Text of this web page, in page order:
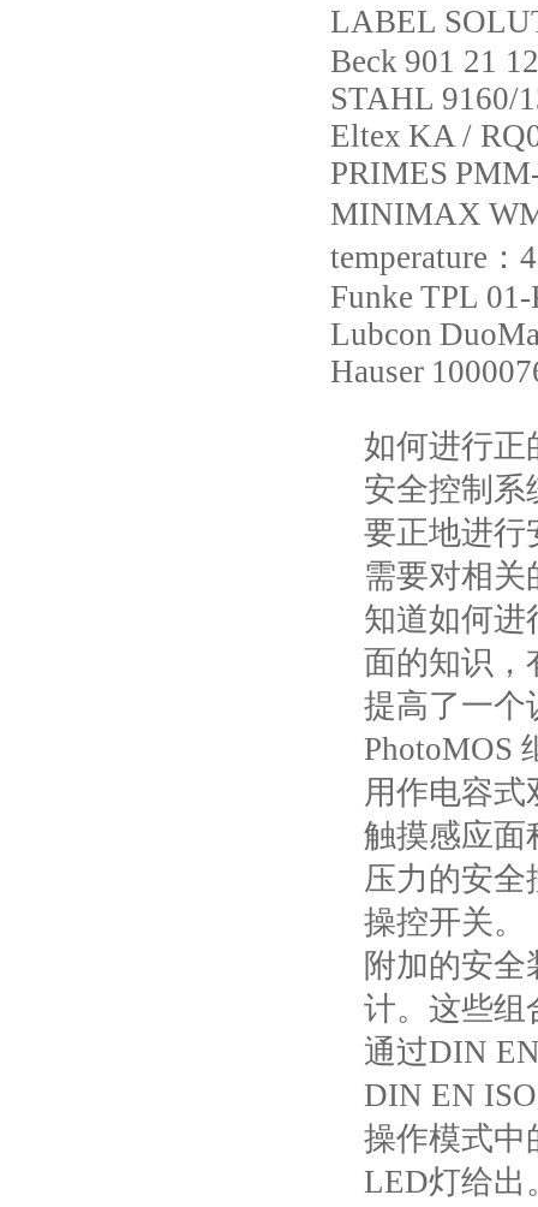
LABEL
Beck 901 21
STAHL 9160/
Eltex KA /
PRIMES
MINIMAX
temperature
Funke TPL 01-
Lubcon
Hauser
如何进行正
安全控制系
要正地进行
需要对相关
知道如何进
面的知识，
提高了一个
PhotoMOS
用作电容式
触摸感应面
压力的安
操控开关。
附加的安
计。这些组
通过DIN
DIN EN
操作模式中
LED灯给出